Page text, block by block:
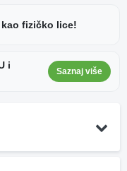
kao fizičko lice!
i
Saznaj više